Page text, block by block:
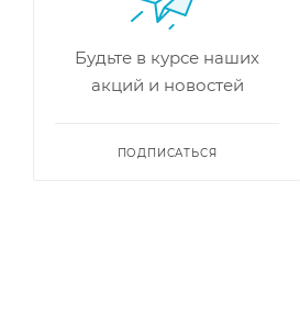
Пуансон 2 - 1/2&quot;
Пуансон 3&quot;
Будьте в курсе наших
акций и новостей
ПОДПИСАТЬСЯ